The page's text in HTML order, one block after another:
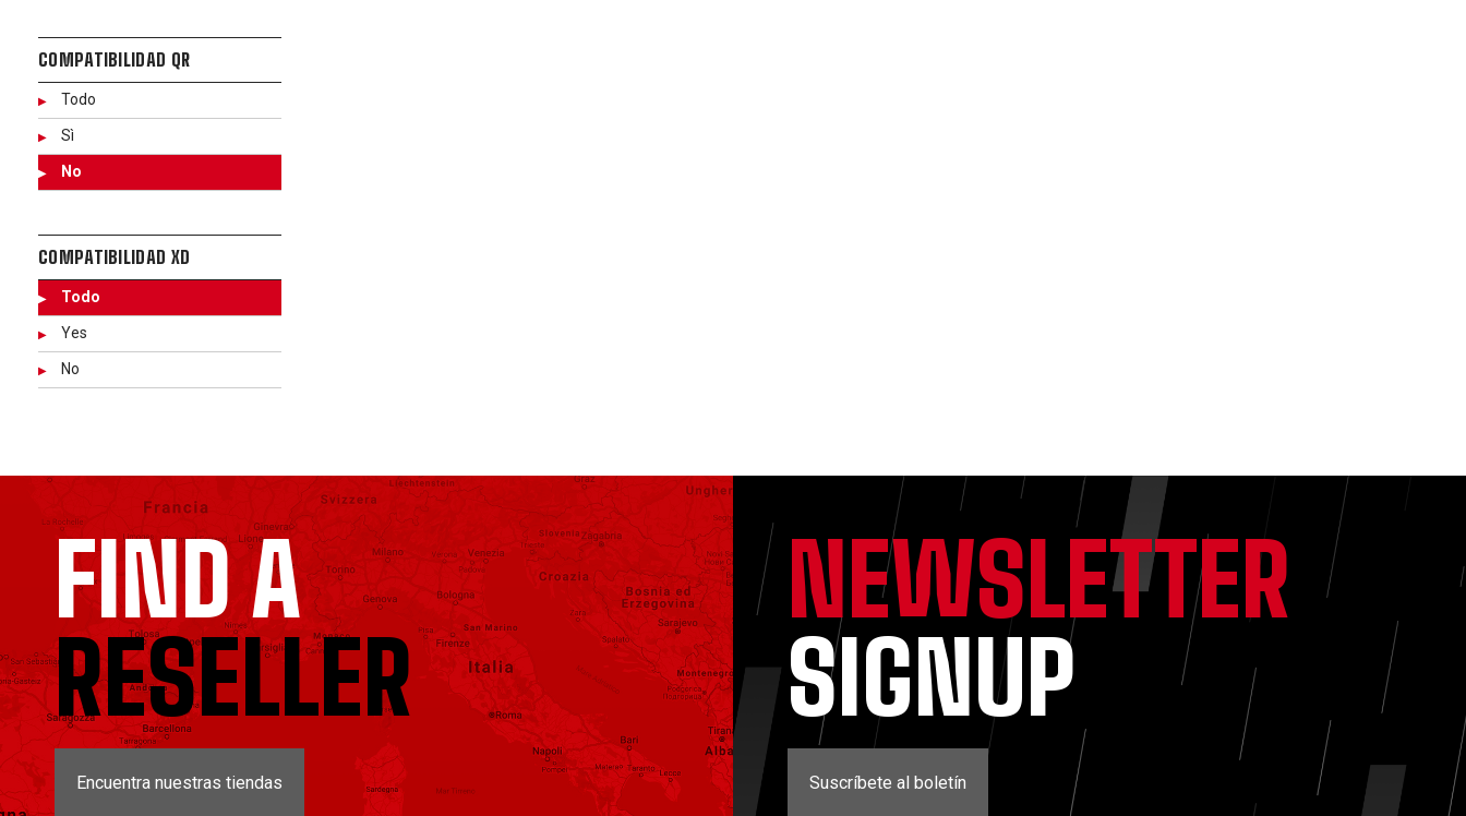
COMPATIBILIDAD QR
Todo
Sì
No
COMPATIBILIDAD XD
Todo
Yes
No
FIND A
RESELLER
Encuentra nuestras tiendas
NEWSLETTER
SIGNUP
Suscríbete al boletín